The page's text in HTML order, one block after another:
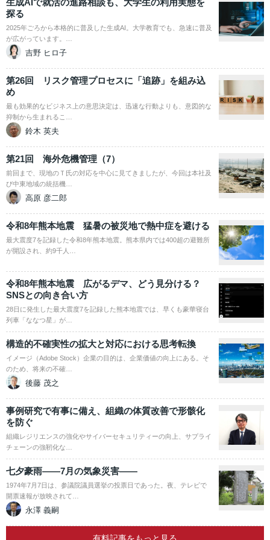
生成AIで就活の進路相談も、大学生の利用実態を
探る
2025年ごろから本格的に普及した生成AI。大学教育でも、急速に普及
が広がっています。…
吉野 ヒロ子
第26回 リスク管理プロセスに「追跡」を組み込
め
最も効果的なビジネス上の意思決定は、迅速な行動よりも、意図的な
抑制から生まれるこ…
鈴木 英夫
第21回 海外危機管理（7）
前回まで、現地のＴ氏の対応を中心に見てきましたが、今回は本社及
び中東地域の統括機…
高原 彦二郎
令和8年熊本地震 猛暑の被災地で熱中症を避ける
最大震度7を記録した令和8年熊本地震。熊本県内では400超の避難所
が開設され、約9千人…
令和8年熊本地震 広がるデマ、どう見分ける？
SNSとの向き合い方
28日に発生した最大震度7を記録した熊本地震では、早くも豪華寝台
列車「ななつ星」が…
構造的不確実性の拡大と対応における思考転換
イメージ（Adobe Stock）企業の目的は、企業価値の向上にある。そ
のため、将来の不確…
後藤 茂之
事例研究で有事に備え、組織の体質改善で形骸化
を防ぐ
組織レジリエンスの強化やサイバーセキュリティーの向上、サプライ
チェーンの強靭化な…
七夕豪雨――7月の気象災害――
1974年7月7日は、参議院議員選挙の投票日であった。夜、テレビで
開票速報が放映されて…
永澤 義嗣